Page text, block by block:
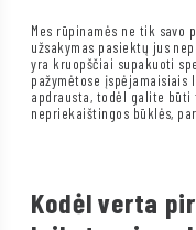
Mes rūpinamės ne tik savo
užsakymas pasiektų jus
yra kruopščiai supakuoti
pažymėtose
apdrausta, todėl galite
nepriekaištingos būklės,
Kodėl verta